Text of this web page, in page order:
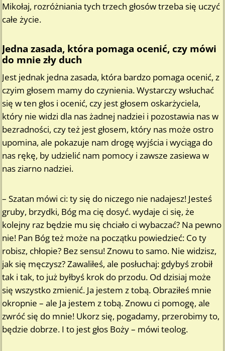
Mikołaj, rozróżniania tych trzech głosów trzeba się uczyć
całe życie.
Jedna zasada, która pomaga ocenić, czy mówi
do mnie zły duch
Jest jednak jedna zasada, która bardzo pomaga ocenić, z
czyim głosem mamy do czynienia. Wystarczy wsłuchać
się w ten głos i ocenić, czy jest głosem oskarżyciela,
który nie widzi dla nas żadnej nadziei i pozostawia nas w
bezradności, czy też jest głosem, który nas może ostro
upomina, ale pokazuje nam drogę wyjścia i wyciąga do
nas rękę, by udzielić nam pomocy i zawsze zasiewa w
nas ziarno nadziei.
– Szatan mówi ci: ty się do niczego nie nadajesz! Jesteś
gruby, brzydki, Bóg ma cię dosyć. wydaje ci się, że
kolejny raz będzie mu się chciało ci wybaczać? Na pewno
nie! Pan Bóg też może na początku powiedzieć: Co ty
robisz, chłopie? Bez sensu! Znowu to samo. Nie widzisz,
jak się męczysz? Zawaliłeś, ale posłuchaj: gdybyś zrobił
tak i tak, to już byłbyś krok do przodu. Od dzisiaj może
się wszystko zmienić. Ja jestem z tobą. Obraziłeś mnie
okropnie – ale Ja jestem z tobą. Znowu ci pomogę, ale
zwróć się do mnie! Ukorz się, pogadamy, przerobimy to,
będzie dobrze. I to jest głos Boży – mówi teolog.